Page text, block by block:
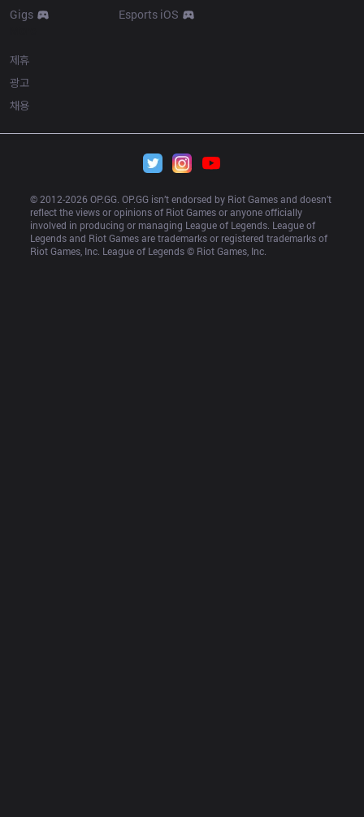
Gigs
Esports iOS
제휴
광고
채용
© 2012-2026 OP.GG. OP.GG isn’t endorsed by Riot Games and doesn’t
reflect the views or opinions of Riot Games or anyone officially
involved in producing or managing League of Legends. League of
Legends and Riot Games are trademarks or registered trademarks of
Riot Games, Inc. League of Legends © Riot Games, Inc.